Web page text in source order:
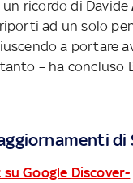
ricordo di Davide
ad un solo
a portare
– ha concluso
di
Google Discover-